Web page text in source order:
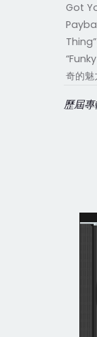
Got
奇的魅
歷屆專